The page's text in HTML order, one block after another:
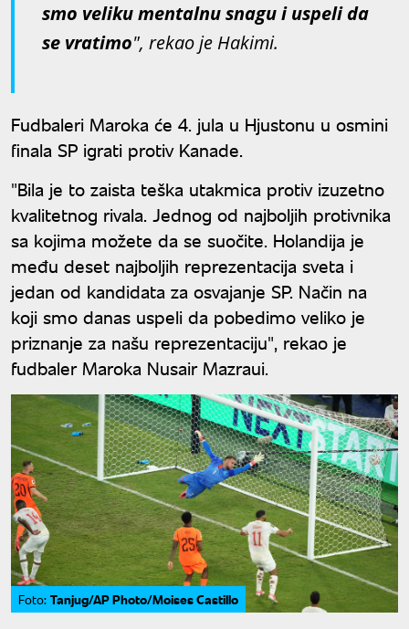
smo veliku mentalnu snagu i uspeli da
se vratimo", rekao je Hakimi.
Fudbaleri Maroka će 4. jula u Hjustonu u osmini
finala SP igrati protiv Kanade.
"Bila je to zaista teška utakmica protiv izuzetno
kvalitetnog rivala. Jednog od najboljih protivnika
sa kojima možete da se suočite. Holandija je
među deset najboljih reprezentacija sveta i
jedan od kandidata za osvajanje SP. Način na
koji smo danas uspeli da pobedimo veliko je
priznanje za našu reprezentaciju", rekao je
fudbaler Maroka Nusair Mazraui.
Foto: Tanjug/AP Photo/Moises Castillo